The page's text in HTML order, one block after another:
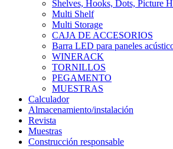
Shelves, Hooks, Dots, Picture
Multi Shelf
Multi Storage
CAJA DE ACCESORIOS
Barra LED para paneles
WINERACK
TORNILLOS
PEGAMENTO
MUESTRAS
Calculador
Almacenamiento/instalación
Revista
Muestras
Construcción responsable